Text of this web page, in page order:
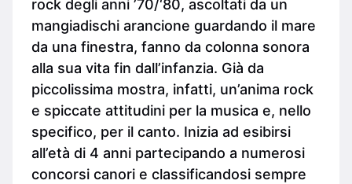
rock degli anni ’70/‘80, ascoltati da un
mangiadischi arancione guardando il mare
da una finestra, fanno da colonna sonora
alla sua vita fin dall’infanzia. Già da
piccolissima mostra, infatti, un’anima rock
e spiccate attitudini per la musica e, nello
specifico, per il canto. Inizia ad esibirsi
all’età di 4 anni partecipando a numerosi
concorsi canori e classificandosi sempre